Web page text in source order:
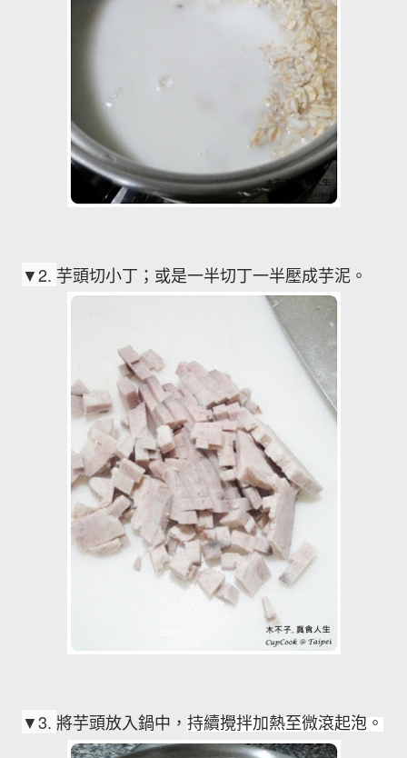
▼2. 芋頭切小丁；或是一半切丁一半壓成芋泥。
▼3. 將芋頭放入鍋中， 持續攪拌加熱至微滾起泡。